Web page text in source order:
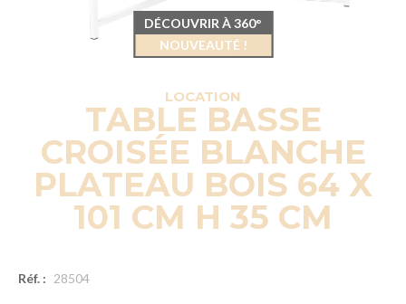
LOCATION
TABLE BASSE
CROISÉE BLANCHE
PLATEAU BOIS 64 X
101 CM H 35 CM
Réf. : 28504
DÉCOUVRIR À 360°
NOUVEAUTÉ !